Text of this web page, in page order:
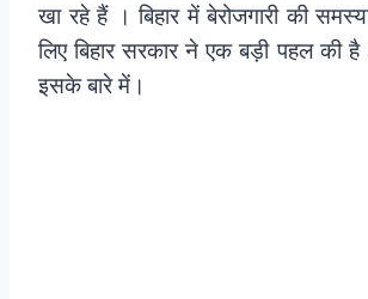
खा रहे हैं । बिहार में बेरोजगारी की
लिए बिहार सरकार ने एक बड़ी पहल की
इसके बारे में।